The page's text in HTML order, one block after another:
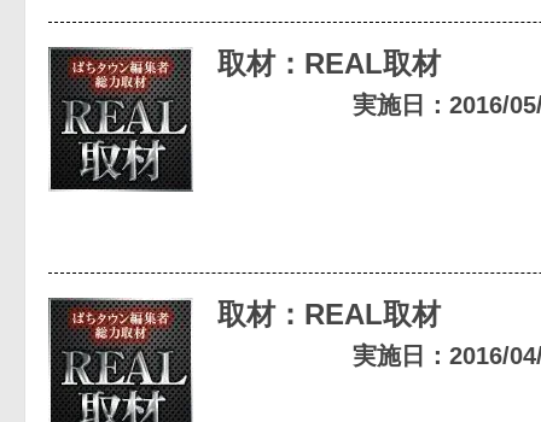
取材：REAL取材
実施日：2016/
取材：REAL取材
実施日：2016/